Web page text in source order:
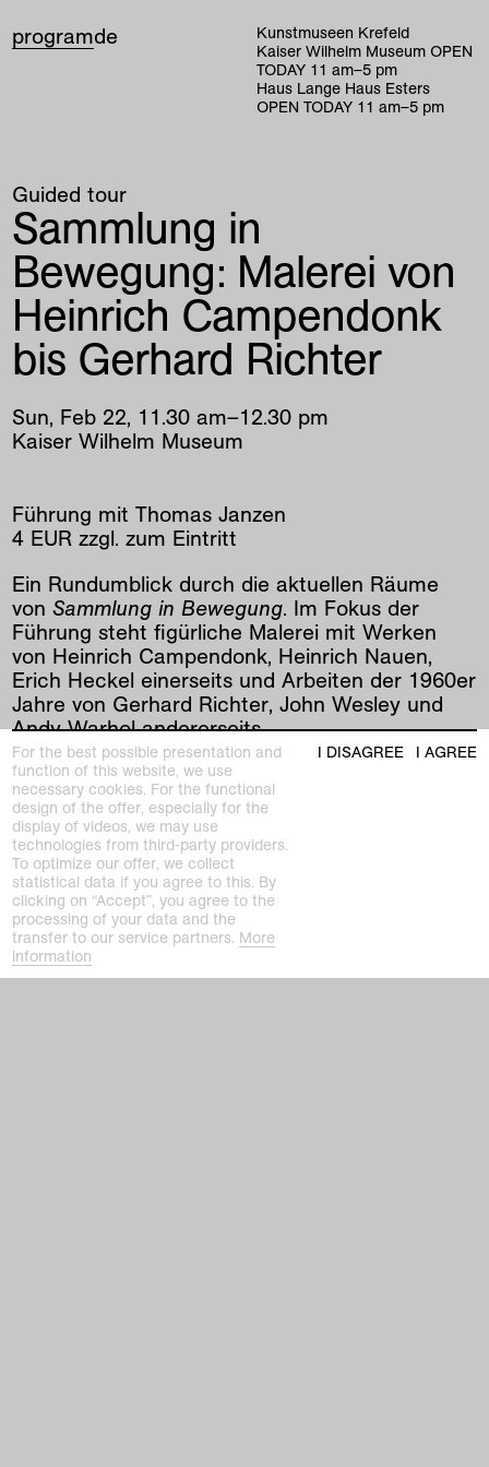
programde
Kunstmuseen Krefeld
Kaiser Wilhelm Museum OPEN
TODAY 11 am–5 pm
Haus Lange Haus Esters
OPEN TODAY 11 am–5 pm
Guided tour
Sammlung in
Bewegung: Malerei von
Heinrich Campendonk
bis Gerhard Richter
Sun, Feb 22, 11 .30 am–12.30 pm
Kaiser Wilhelm Museum
Führung mit Thomas Janzen
4 EUR zzgl. zum Eintritt
Ein Rundumblick durch die aktuellen Räume
vonSammlung in Bewegung. Im Fokus der
Führung steht figürliche Malerei mit Werken
von Heinrich Campendonk, Heinrich Nauen,
Erich Heckel einerseits und Arbeiten der 1960er
Jahre von Gerhard Richter, John Wesley und
Andy Warhol andererseits.
prev|next
Kunstmuseen Krefeld
For the best possible presentation and
function of this website, we use
necessary cookies. For the functional
design of the offer, especially for the
display of videos, we may use
technologies from third-party providers.
To optimize our offer, we collect
statistical data if you agree to this. By
clicking on “Accept”, you agree to the
processing of your data and the
transfer to our service partners. More
information
I DISAGREE I AGREE